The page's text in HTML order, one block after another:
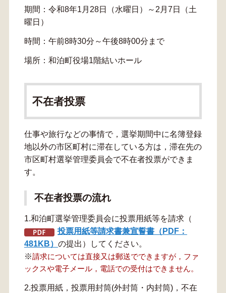
期間：令和8年1月28日（水曜日）～2月7日（土
曜日）
時間：午前8時30分～午後8時00分まで
場所：和泊町役場1階結いホール
不在者投票
仕事や旅行などの事情で，選挙期間中に名簿登録
地以外の市区町村に滞在している方は，滞在先の
市区町村選挙管理委員会で不在者投票ができま
す。
不在者投票の流れ
1.和泊町選挙管理委員会に投票用紙等を請求（
投票用紙等請求書兼宣誓書（PDF：
481KB） の提出）してください。
※請求については直接又は郵送でできますが，ファ
ックスや電子メール，電話での受付はできません。
2.投票用紙，投票用封筒(外封筒・内封筒)，不在